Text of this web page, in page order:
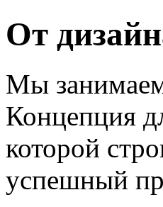
От
Мы
Концепция
которой
успешный